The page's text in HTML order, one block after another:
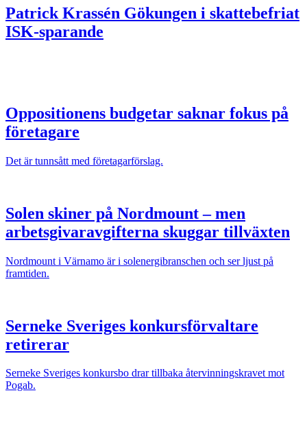
Patrick Krassén Gökungen i skattebefriat
ISK-sparande
Oppositionens budgetar saknar fokus på
företagare
Det är tunnsått med företagarförslag.
Solen skiner på Nordmount – men
arbetsgivaravgifterna skuggar tillväxten
Nordmount i Värnamo är i solenergibranschen och ser ljust på
framtiden.
Serneke Sveriges konkursförvaltare
retirerar
Serneke Sveriges konkursbo drar tillbaka återvinningskravet mot
Pogab.